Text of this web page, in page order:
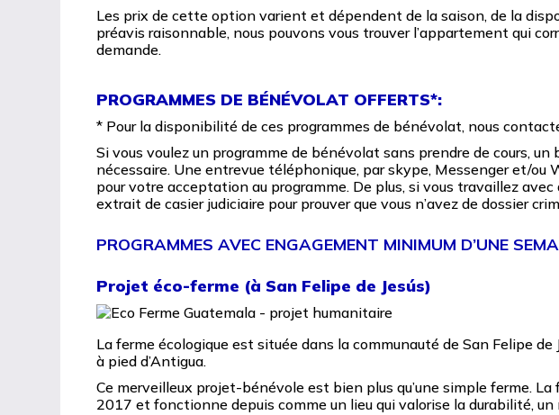
Les prix de cette option varient et dépendent de la saison, de la
préavis raisonnable, nous pouvons vous trouver l’appartement qui
demande.
PROGRAMMES DE BÉNÉVOLAT OFFERTS*:
* Pour la disponibilité de ces programmes de bénévolat, nous
Si vous voulez un programme de bénévolat sans prendre de cours, un
nécessaire. Une entrevue téléphonique, par skype, Messenger et/
pour votre acceptation au programme. De plus, si vous travaillez avec
extrait de casier judiciaire pour prouver que vous n’avez de dossier
PROGRAMMES AVEC ENGAGEMENT MINIMUM D’UNE
Projet éco-ferme (à San Felipe de Jesús)
La ferme écologique est située dans la communauté de San Felipe
à pied d’Antigua.
Ce merveilleux projet-bénévole est bien plus qu’une simple ferme.
2017 et fonctionne depuis comme un lieu qui valorise la durabilité,